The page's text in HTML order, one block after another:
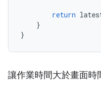
return
}
}
讓作業時間大於畫面時